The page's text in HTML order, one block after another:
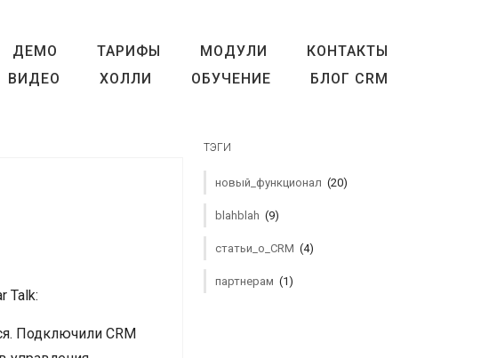
ДЕМО ТАРИФЫ МОДУЛИ
КОНТАКТЫ
ВИДЕО ХОЛЛИ ОБУЧЕНИЕ БЛОГ CRM
Talk:
Подключили CRM
ТЭГИ
новый_функционал (20)
blahblah (9)
статьи_о_CRM (4)
партнерам (1)